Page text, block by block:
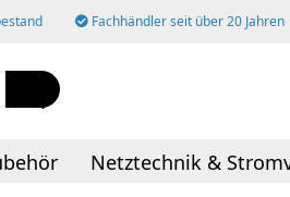
Fachhändler seit über 20 Jahren
Suche...
Netztechnik &